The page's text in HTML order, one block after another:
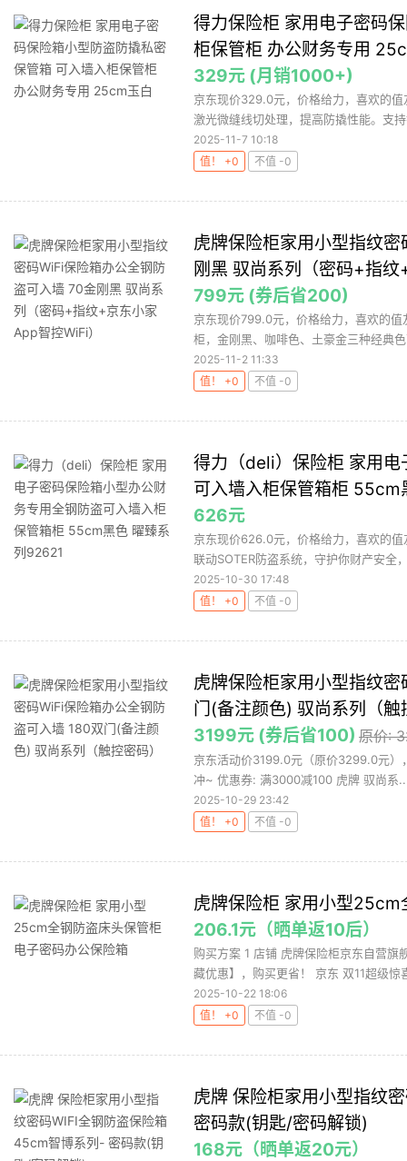
得力保险柜 家用电子密码
柜保管柜 办公财务专用
329元 (月销1000+)
京东现价329.0元，价格给力，喜欢的
激光微缝线切处理，提高防撬性能。支
2025-11-7 10:18
值！ +0
不值 -0
虎牌保险柜家用小型指纹
刚黑 驭尚系列（密码+指
799元 (券后省200)
京东现价799.0元，价格给力，喜欢的
柜，金刚黑、咖啡色、土豪金三种经典
2025-11-2 11:33
值！ +0
不值 -0
得力（deli）保险柜 家用
可入墙入柜保管箱柜
626元
京东现价626.0元，价格给力，喜欢的
联动SOTER防盗系统，守护你财产安全
2025-10-30 17:48
值！ +0
不值 -0
虎牌保险柜家用小型指纹
门(备注颜色) 驭尚系列（触
3199元 (券后省100) 原价:
京东活动价3199.0元（原价3299.0元）
冲~ 优惠券: 满3000减100 虎牌 驭尚系
2025-10-29 23:42
值！ +0
不值 -0
虎牌保险柜 家用小型25cm
206.1元（晒单返10后）
购买方案 1 店铺 虎牌保险柜京东自营
藏优惠】，购买更省！ 京东 双11超级惊
2025-10-22 18:06
值！ +0
不值 -0
虎牌 保险柜家用小型指纹
密码款(钥匙/密码解锁)
168元（晒单返20元）